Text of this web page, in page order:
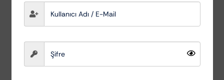
952,83
Sepete Ekle